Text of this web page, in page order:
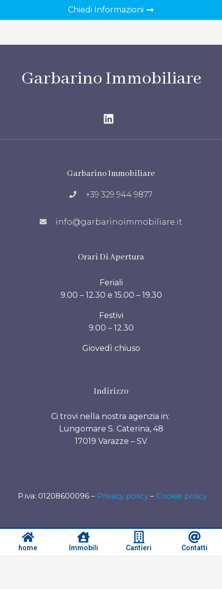
Chiedi Informazioni
Garbarino Immobiliare
Garbarino Immobiliare
+39 329 944 9877
info@garbarinoimmobiliare.it
Orari Di Apertura
Feriali
9.00 – 12.30 e 15.00 – 19.30
Festivi
9.00 – 12.30
Giovedì chiuso
Indirizzo
Ci trovi nella nostra agenzia in:
Lungomare S. Caterina, 48
17019 Varazze – SV
P.iva: 01208600096 –Privacy policy– Cookie policy
home Immobili Cantieri Contatti